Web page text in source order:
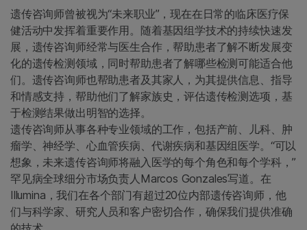
遗传咨询师曾被视为“未来职业”，现在在日常的临床医疗保
健活动中发挥着重要作用。随着基因组学技术的持续快速发
展，遗传咨询师经常与医生合作，帮助患者了解不断发展变
化的遗传检测领域，同时帮助患者了解哪些检测可能适合他
们。遗传咨询师也帮助患者及其家人，为其提供信息、指导
和情感支持，帮助他们了解家族史，评估遗传检测选项，基
于检测结果做出明智的选择。
遗传咨询师从事各种专业领域的工作，包括产前、儿科、肿
瘤学、神经学、心血管疾病、代谢疾病和基因组医学。“可以
想象，未来遗传咨询师将融入医学的每个角色和每个学科，”
罕见病全球细分市场负责人Marcos Gonzales写道。在
Illumina，我们在各个部门有超过20位内部遗传咨询师，他
们与科学家、研究人员和客户密切合作，确保我们提供准确